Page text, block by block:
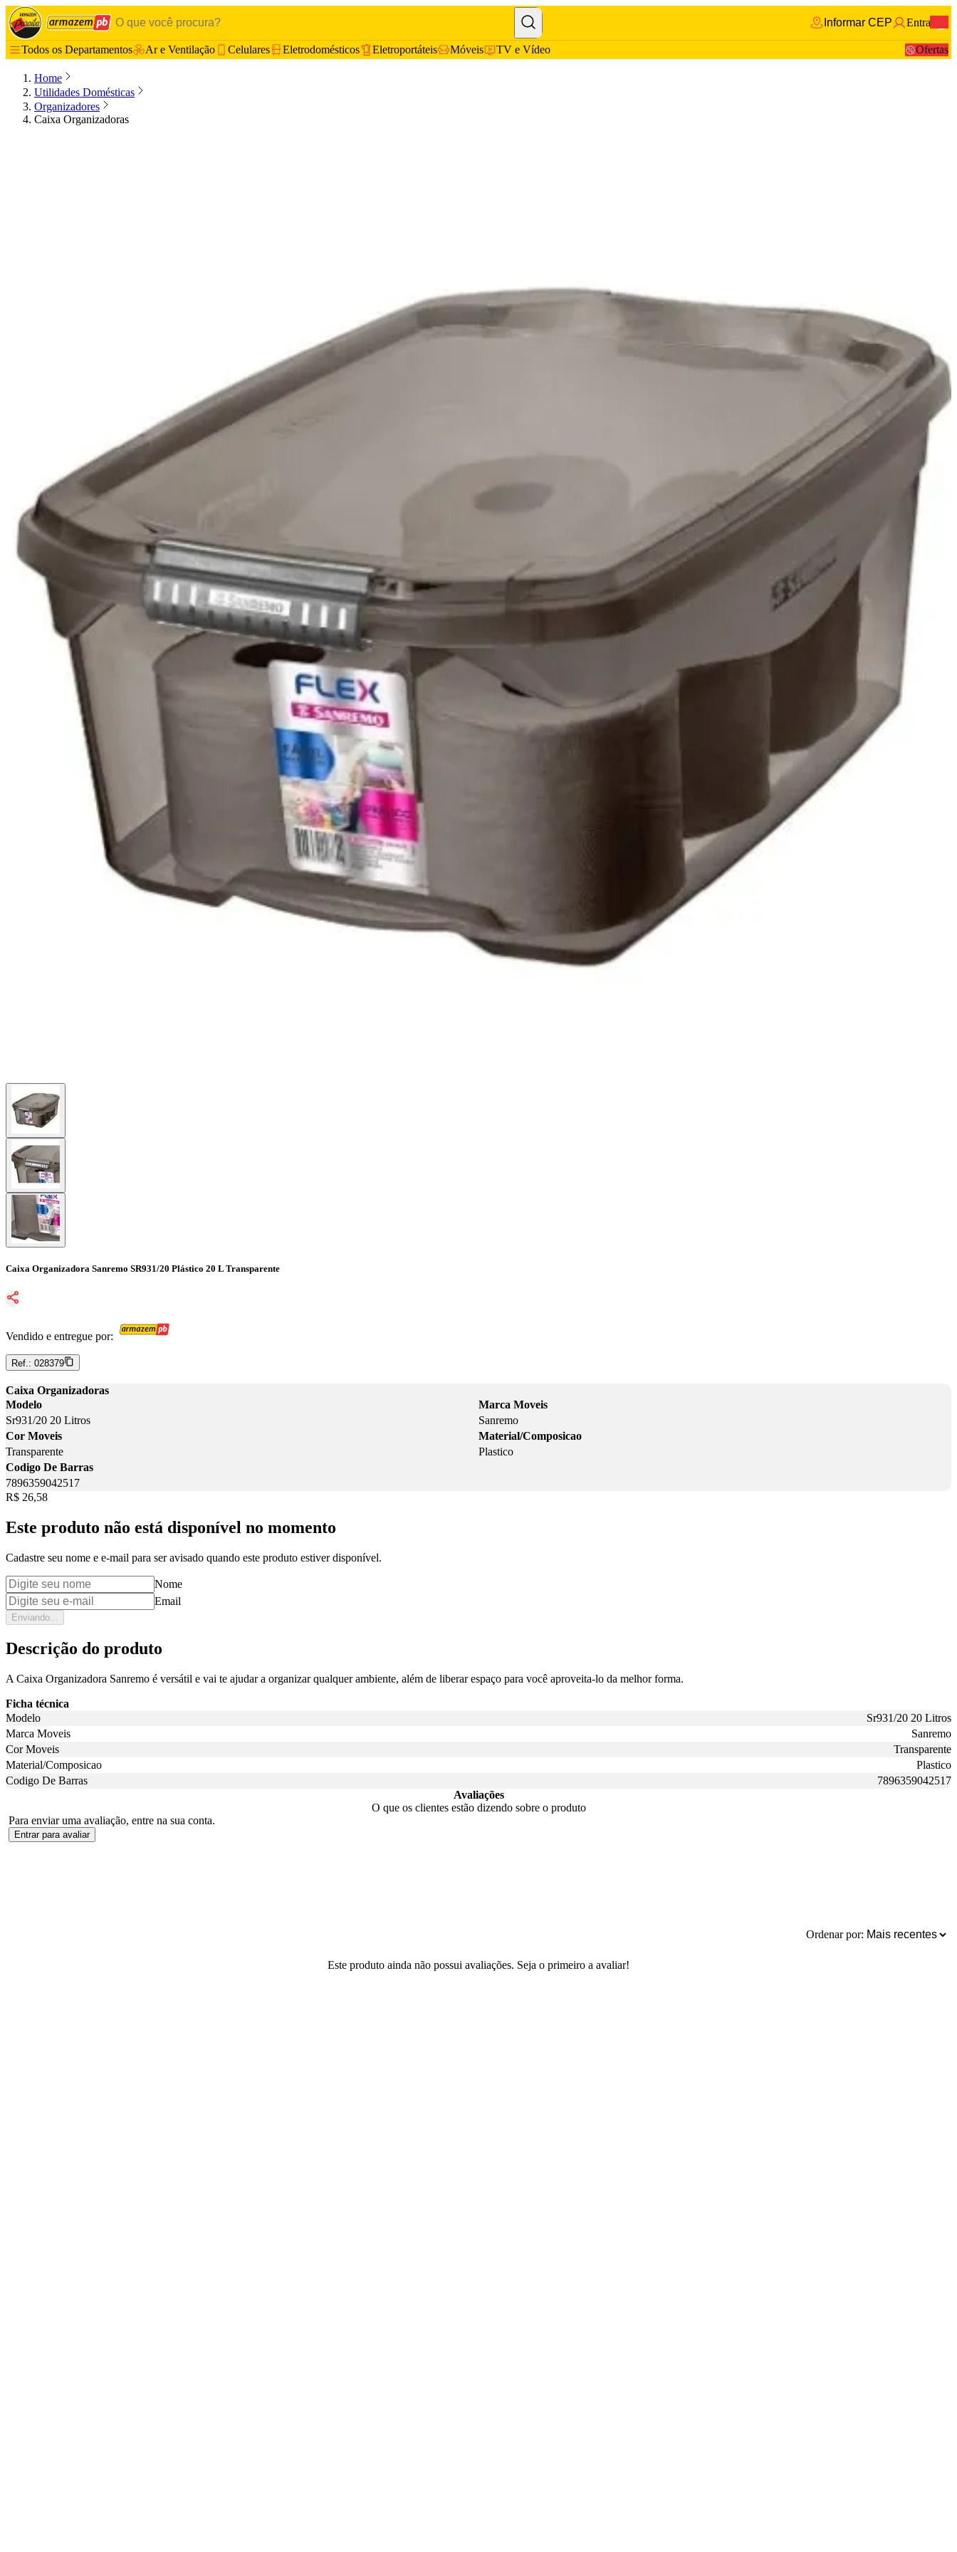
Informar CEP Entrar
Todos os Departamentos Ar e Ventilação Celulares Eletrodomésticos Eletroportáteis Móveis TV e Vídeo Ofertas
Home
Utilidades Domésticas
Organizadores
Caixa Organizadoras
Caixa Organizadora Sanremo SR931/20 Plástico 20 L Transparente
Vendido e entregue por:
Ref.: 028379
Caixa Organizadoras
Modelo
Sr931/20 20 Litros
Marca Moveis
Sanremo
Cor Moveis
Transparente
Material/Composicao
Plastico
Codigo De Barras
7896359042517
Price:
R$ 26,58
Este produto não está disponível no momento
Cadastre seu nome e e-mail para ser avisado quando este produto estiver disponível.
Nome
Email
Enviando...
Descrição do produto
A Caixa Organizadora Sanremo é versátil e vai te ajudar a organizar qualquer ambiente, além de liberar espaço para você aproveita-lo da melhor forma.
Ficha técnica
Modelo
Sr931/20 20 Litros
Marca Moveis
Sanremo
Cor Moveis
Transparente
Material/Composicao
Plastico
Codigo De Barras
7896359042517
Avaliações
O que os clientes estão dizendo sobre o produto
Para enviar uma avaliação, entre na sua conta.
Entrar para avaliar
Ordenar por:
Este produto ainda não possui avaliações. Seja o primeiro a avaliar!